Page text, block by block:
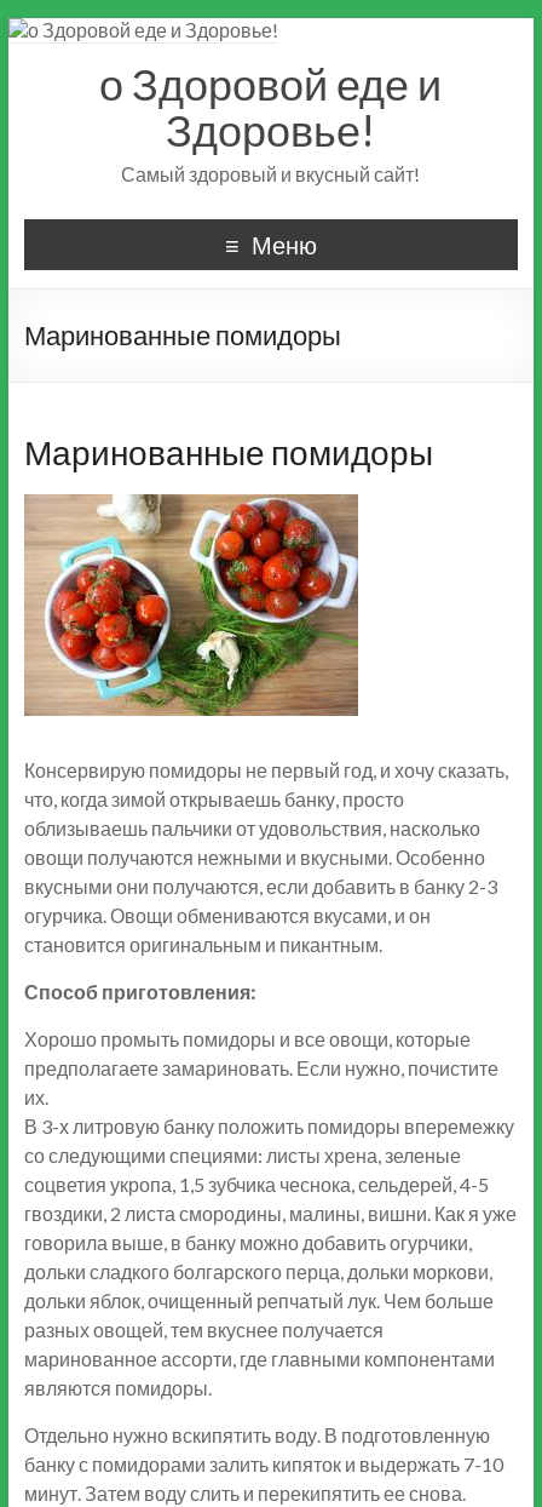
о Здоровой еде и
Здоровье!
Самый здоровый и вкусный сайт!
Меню
Маринованные помидоры
Маринованные помидоры
Консервирую помидоры не первый год, и хочу сказать,
что, когда зимой открываешь банку, просто
облизываешь пальчики от удовольствия, насколько
овощи получаются нежными и вкусными. Особенно
вкусными они получаются, если добавить в банку 2-3
огурчика. Овощи обмениваются вкусами, и он
становится оригинальным и пикантным.
Способ приготовления:
Хорошо промыть помидоры и все овощи, которые
предполагаете замариновать. Если нужно, почистите
их.
В 3-х литровую банку положить помидоры вперемежку
со следующими специями: листы хрена, зеленые
соцветия укропа, 1,5 зубчика чеснока, сельдерей, 4-5
гвоздики, 2 листа смородины, малины, вишни.Как я уже
говорила выше, в банку можно добавить огурчики,
дольки сладкого болгарского перца, дольки моркови,
дольки яблок, очищенный репчатый лук. Чем больше
разных овощей, тем вкуснее получается
маринованное ассорти, где главными компонентами
являются помидоры.
Отдельно нужно вскипятить воду. В подготовленную
банку с помидорами залить кипяток и выдержать 7-10
минут. Затем воду слить и перекипятить ее снова.